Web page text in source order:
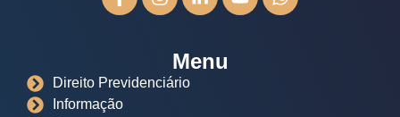
Menu
Direito Previdenciário
Informação